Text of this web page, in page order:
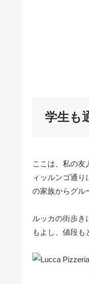
学生も
ここは、私の友
ィッルンゴ通
の家族からグル
ルッカの街歩き
もよし、値段も